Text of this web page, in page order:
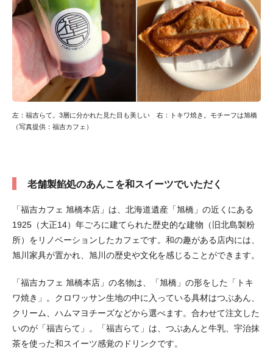
左：福吉らて。3層に分かれた見た目も美しい 右：トキワ焼き。モチーフは旭橋
（写真提供：福吉カフェ）
老舗製餡処のあんこを和スイーツでいただく
「福吉カフェ 旭橋本店」は、北海道遺産「旭橋」の近くにある
1925（大正14）年ごろに建てられた歴史的な建物（旧北島製粉
所）をリノベーションしたカフェです。和の趣がある店内には、
旭川家具が置かれ、旭川の歴史や文化を感じることができます。
「福吉カフェ 旭橋本店」の名物は、「旭橋」の形をした「トキ
ワ焼き」。クロワッサン生地の中に入っている具材はつぶあん、
クリーム、ハムマヨチーズなどから選べます。合わせて注文した
いのが「福吉らて」。「福吉らて」は、つぶあんと牛乳、宇治抹
茶を使った和スイーツ感覚のドリンクです。